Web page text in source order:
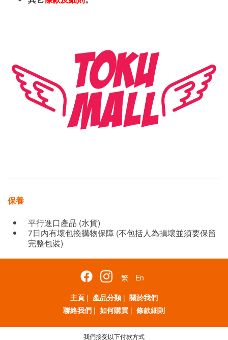
保養
平行進口產品 (水貨)
7日內有壞包換購物保障 (不包括人為損壞並須要保留
完整包裝)
繁
En
主頁 | 產品分類 | 關於我們
聯絡我們 | 如何購買 | 條款細則
我們接受以下付款方式